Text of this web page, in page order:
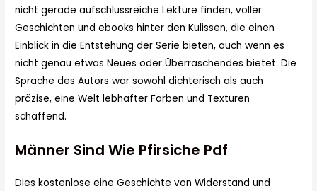
nicht gerade aufschlussreiche Lektüre finden, voller
Geschichten und ebooks hinter den Kulissen, die einen
Einblick in die Entstehung der Serie bieten, auch wenn es
nicht genau etwas Neues oder Überraschendes bietet. Die
Sprache des Autors war sowohl dichterisch als auch
präzise, eine Welt lebhafter Farben und Texturen
schaffend.
Männer Sind Wie Pfirsiche Pdf
Dies kostenlose eine Geschichte von Widerstand und